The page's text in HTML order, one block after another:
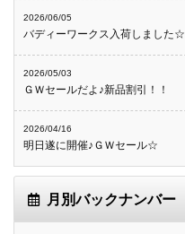
2026/06/05
バディーワークス入荷しました☆
2026/05/03
ＧＷセールだよ♪新品割引！！
2026/04/16
明日遂に開催♪ＧＷセール☆
月別バックナンバー